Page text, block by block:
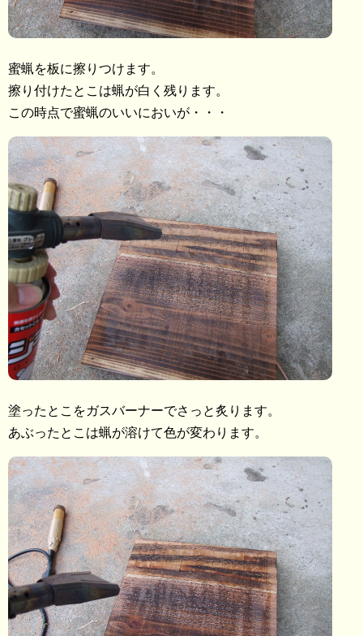
蜜蝋を板に擦りつけます。
擦り付けたとこは蝋が白く残ります。
この時点で蜜蝋のいいにおいが・・・
塗ったとこをガスバーナーでさっと炙ります。
あぶったとこは蝋が溶けて色が変わります。